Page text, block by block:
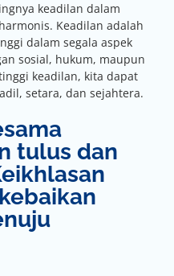
keadilan dalam
Keadilan adalah
dalam segala aspek
sosial, hukum, maupun
keadilan, kita dapat
setara, dan sejahtera.
tulus dan